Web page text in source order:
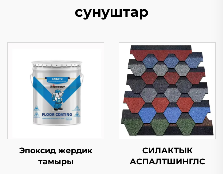
сунуштар
Эпоксид жердик
тамыры
СИЛАКТЫК
АСПАЛТШИНГЛС